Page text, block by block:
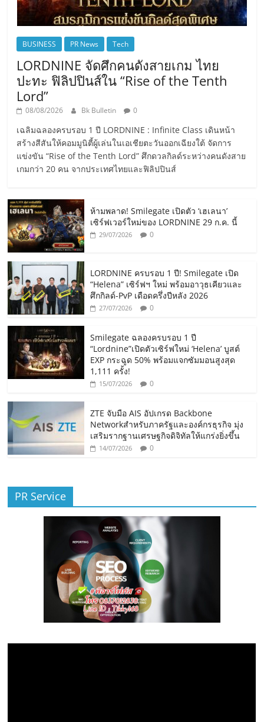
BUSINESS PR News Tech
LORDNINE จัดศึกคนดังสายเกม ไทย
ปะทะ ฟิลิปปินส์ใน “Rise of the Tenth
Lord”
08/08/2026 Bk Bulletin 0
เฉลิมฉลองครบรอบ 1 ปี LORDNINE : Infinite Class เดินหน้า
สร้างสีสันให้คอมมูนิตี้ผู้เล่นในเอเชียตะวันออกเฉียงใต้ จัดการ
แข่งขัน “Rise of the Tenth Lord” ศึกดวลกิลด์ระหว่างคนดังสาย
เกมกว่า 20 คน จากประเทศไทยและฟิลิปปินส์
ห้ามพลาด! Smilegate เปิดตัว ‘เฮเลนา’
เซิร์ฟเวอร์ใหม่ของ LORDNINE 29 ก.ค. นี้
29/07/2026 0
LORDNINE ครบรอบ 1 ปี! Smilegate เปิด
“Helena” เซิร์ฟฯ ใหม่ พร้อมอาวุธเคียวและ
ศึกกิลด์-PvP เดือดครึ่งปีหลัง 2026
27/07/2026 0
Smilegate ฉลองครบรอบ 1 ปี
“Lordnine”เปิดตัวเซิร์ฟใหม่ ‘Helena’ บูสต์
EXP กระฉูด 50% พร้อมแจกซัมมอนสูงสุด
1,111 ครั้ง!
15/07/2026 0
ZTE จับมือ AIS อัปเกรด Backbone
Networkสำหรับภาครัฐและองค์กรธุรกิจ มุ่ง
เสริมรากฐานเศรษฐกิจดิจิทัลให้แกร่งยิ่งขึ้น
14/07/2026 0
PR Service